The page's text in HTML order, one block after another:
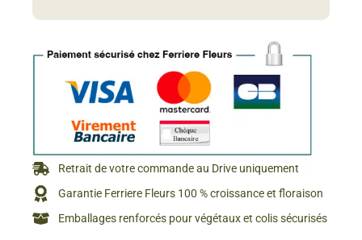
Retrait de votre commande au Drive uniquement
Garantie Ferriere Fleurs 100 % croissance et floraison
Emballages renforcés pour végétaux et colis sécurisés